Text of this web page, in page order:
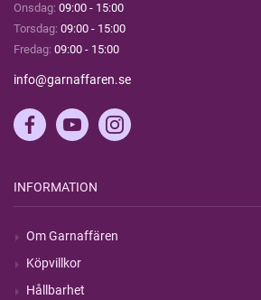
Onsdag: 09:00 - 15:00
Torsdag: 09:00 - 15:00
Fredag: 09:00 - 15:00
info@garnaffaren.se
INFORMATION
Om Garnaffären
Köpvillkor
Hållbarhet